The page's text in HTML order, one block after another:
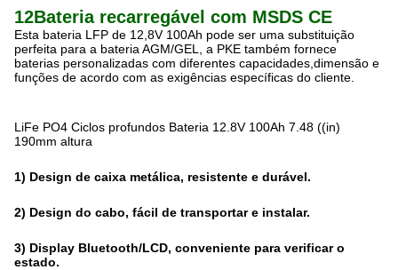
12Bateria recarregável com MSDS CE
Esta bateria LFP de 12,8V 100Ah pode ser uma substituição
perfeita para a bateria AGM/GEL, a PKE também fornece
baterias personalizadas com diferentes capacidades,dimensão e
funções de acordo com as exigências específicas do cliente.
LiFe PO4 Ciclos profundos Bateria 12.8V 100Ah 7.48 ((in)
190mm altura
1) Design de caixa metálica, resistente e durável.
2) Design do cabo, fácil de transportar e instalar.
3) Display Bluetooth/LCD, conveniente para verificar o
estado.